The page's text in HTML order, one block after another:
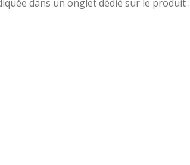
dans un onglet dédié sur le produit :